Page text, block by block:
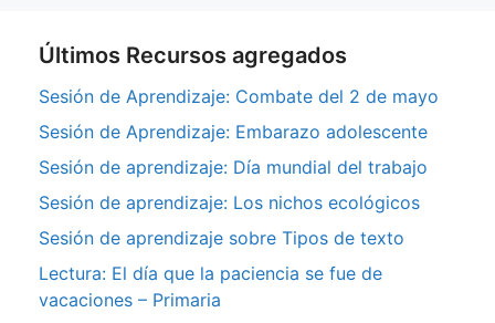
Últimos Recursos agregados
Sesión de Aprendizaje: Combate del 2 de mayo
Sesión de Aprendizaje: Embarazo adolescente
Sesión de aprendizaje: Día mundial del trabajo
Sesión de aprendizaje: Los nichos ecológicos
Sesión de aprendizaje sobre Tipos de texto
Lectura: El día que la paciencia se fue de
vacaciones – Primaria